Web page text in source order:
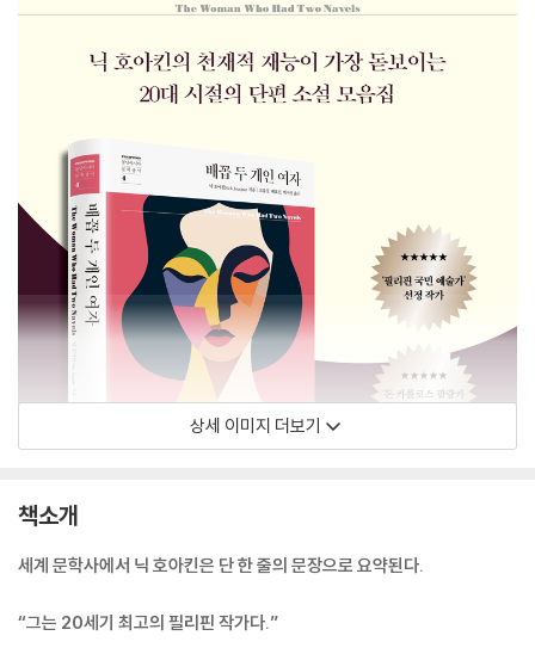
상세 이미지 더보기
책소개
세계 문학사에서 닉 호아킨은 단 한 줄의 문장으로 요약된다.
“그는 20세기 최고의 필리핀 작가다.”